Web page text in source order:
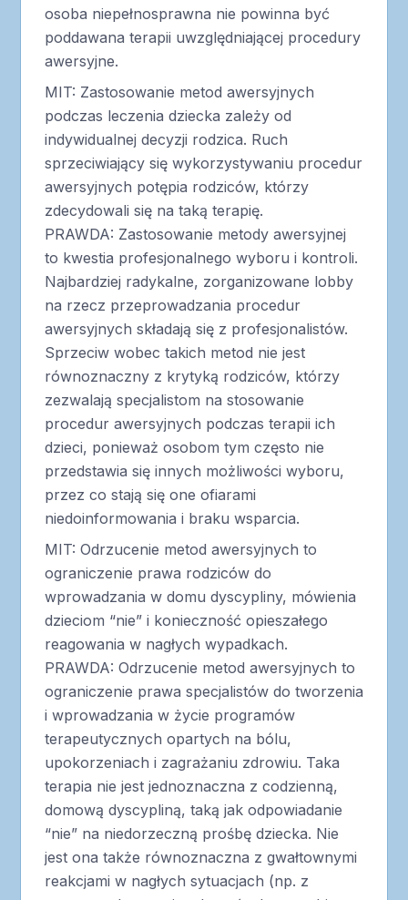
osoba niepełnosprawna nie powinna być
poddawana terapii uwzględniającej procedury
awersyjne.
MIT: Zastosowanie metod awersyjnych
podczas leczenia dziecka zależy od
indywidualnej decyzji rodzica. Ruch
sprzeciwiający się wykorzystywaniu procedur
awersyjnych potępia rodziców, którzy
zdecydowali się na taką terapię.
PRAWDA: Zastosowanie metody awersyjnej
to kwestia profesjonalnego wyboru i kontroli.
Najbardziej radykalne, zorganizowane lobby
na rzecz przeprowadzania procedur
awersyjnych składają się z profesjonalistów.
Sprzeciw wobec takich metod nie jest
równoznaczny z krytyką rodziców, którzy
zezwalają specjalistom na stosowanie
procedur awersyjnych podczas terapii ich
dzieci, ponieważ osobom tym często nie
przedstawia się innych możliwości wyboru,
przez co stają się one ofiarami
niedoinformowania i braku wsparcia.
MIT: Odrzucenie metod awersyjnych to
ograniczenie prawa rodziców do
wprowadzania w domu dyscypliny, mówienia
dzieciom “nie” i konieczność opieszałego
reagowania w nagłych wypadkach.
PRAWDA: Odrzucenie metod awersyjnych to
ograniczenie prawa specjalistów do tworzenia
i wprowadzania w życie programów
terapeutycznych opartych na bólu,
upokorzeniach i zagrażaniu zdrowiu. Taka
terapia nie jest jednoznaczna z codzienną,
domową dyscypliną, taką jak odpowiadanie
“nie” na niedorzeczną prośbę dziecka. Nie
jest ona także równoznaczna z gwałtownymi
reakcjami w nagłych sytuacjach (np. z